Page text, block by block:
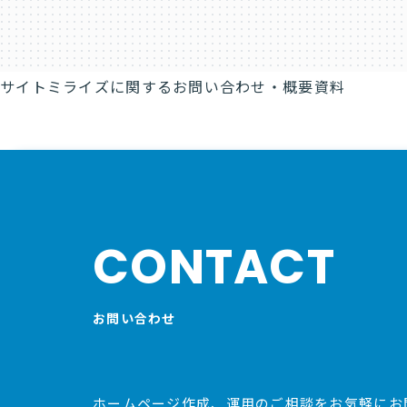
サイトミライズに関するお問い合わせ・概要資料
CONTACT
お問い合わせ
ホームページ作成、運用のご相談をお気軽にお